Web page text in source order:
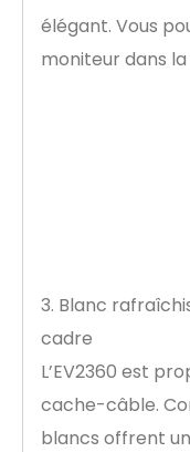
élégant. Vous
moniteur dans
3. Blanc
cadre
L’EV2360 est
cache-câble.
blancs offrent